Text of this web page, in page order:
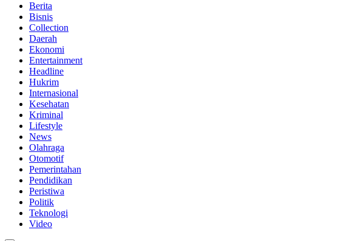
Berita
Bisnis
Collection
Daerah
Ekonomi
Entertainment
Headline
Hukrim
Internasional
Kesehatan
Kriminal
Lifestyle
News
Olahraga
Otomotif
Pemerintahan
Pendidikan
Peristiwa
Politik
Teknologi
Video